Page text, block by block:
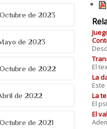
de 2023
de 2023
de 2022
de 2022
de 2021
El
La
La
El
El